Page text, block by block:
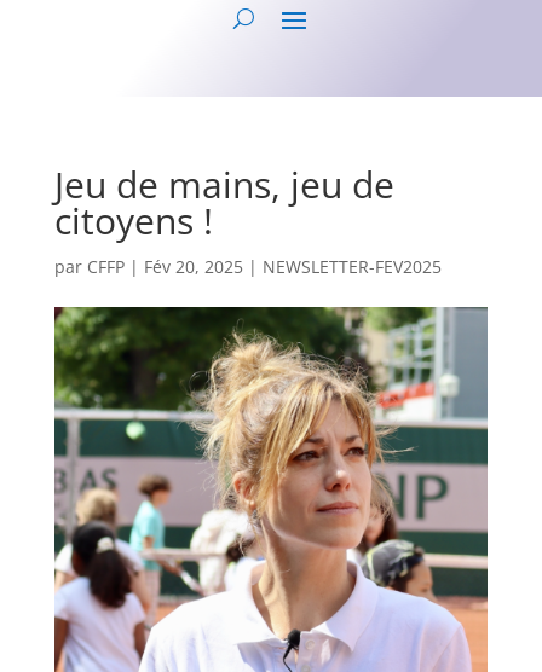
Jeu de mains, jeu de
citoyens !
par CFFP| Fév 20, 2025| NEWSLETTER-FEV2025